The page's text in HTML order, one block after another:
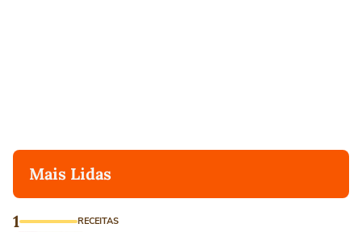
Mais Lidas
1 RECEITAS